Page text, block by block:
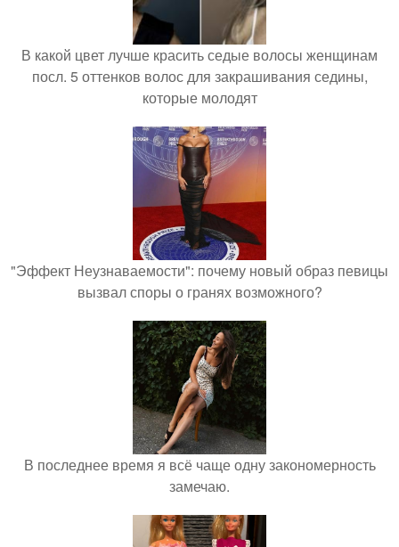
В какой цвет лучше красить седые волосы женщинам
посл. 5 оттенков волос для закрашивания седины,
которые молодят
"Эффект Неузнаваемости": почему новый образ певицы
вызвал споры о гранях возможного?
В последнее время я всё чаще одну закономерность
замечаю.